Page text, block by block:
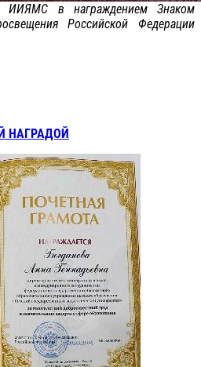
ИИЯМС в награждением Знаком
Российской Федерации
НАГРАДОЙ